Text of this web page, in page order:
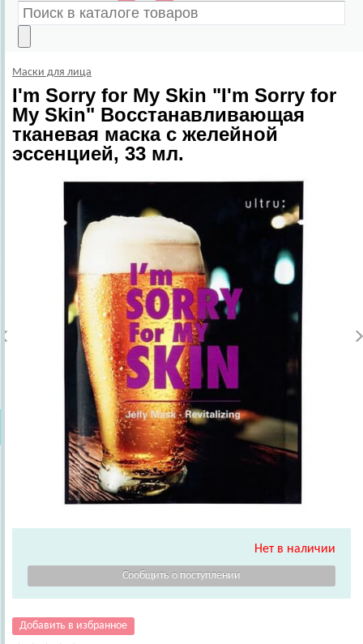
Маски для лица
I'm Sorry for My Skin "I'm Sorry for
My Skin" Восстанавливающая
тканевая маска с желейной
эссенцией, 33 мл.
Нет в наличии
Добавить в избранное